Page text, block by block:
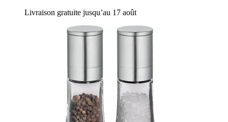
Livraison gratuite jusqu’au 17 août